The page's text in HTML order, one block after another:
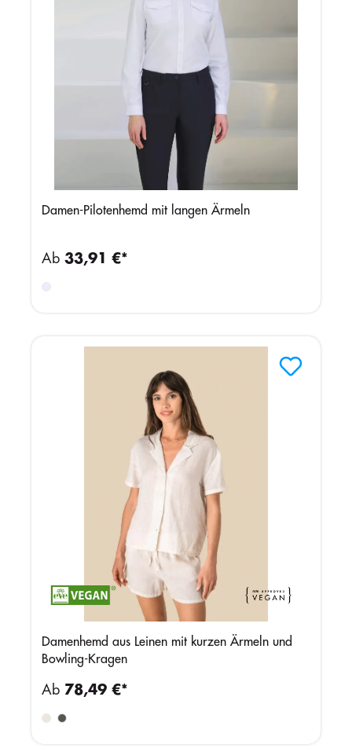
Damen-Pilotenhemd mit langen Ärmeln
Ab 33,91 €*
Damenhemd aus Leinen mit kurzen Ärmeln und
Bowling-Kragen
Ab 78,49 €*